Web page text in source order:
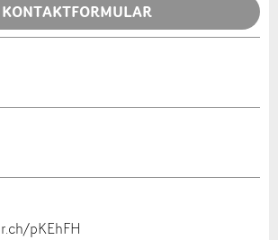
Feedback
mehr gültig
KONTAKTFORMULAR
Nachricht für die Kontaktpersonen
pKEhFH